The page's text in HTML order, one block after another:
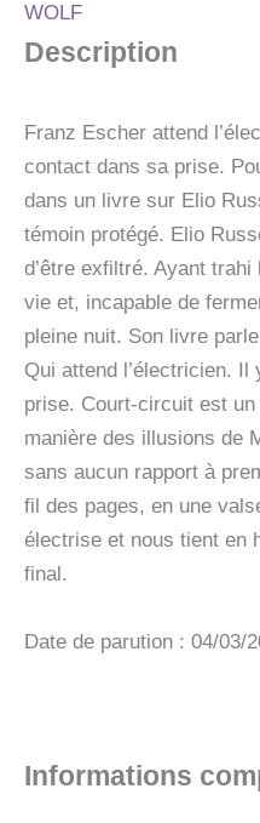
WOLF
Description
Franz Escher attend
contact dans sa prise.
dans un livre sur Elio
témoin protégé. Elio
d’être exfiltré. Ayant
vie et, incapable de
pleine nuit. Son livre
Qui attend l’électricien.
prise. Court-circuit est
manière des illusions de
sans aucun rapport à
fil des pages, en une
électrise et nous tient en
final.
Date de parution : 04/03/
Informations